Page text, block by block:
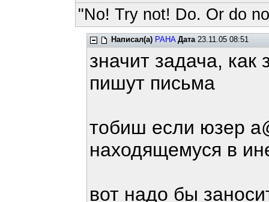
"No! Try not! Do. Or do
Написал(а) PAHA Дата23.11.05 08:51
значит задача, как
пишут письма
тобиш если юзер
находящемуся в
вот надо бы